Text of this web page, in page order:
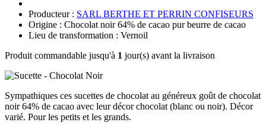
Producteur : SARL BERTHE ET PERRIN CONFISEURS
Origine : Chocolat noir 64% de cacao pur beurre de cacao
Lieu de transformation : Vernoil
Produit commandable jusqu'à 1 jour(s) avant la livraison
Sympathiques ces sucettes de chocolat au généreux goût de chocolat
noir 64% de cacao avec leur décor chocolat (blanc ou noir). Décor
varié. Pour les petits et les grands.